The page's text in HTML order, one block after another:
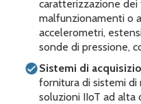
caratterizzazione dei
malfunzionamenti o
accelerometri,
sonde di pressione,
Sistemi di
fornitura di sistemi
soluzioni IIoT ad alta